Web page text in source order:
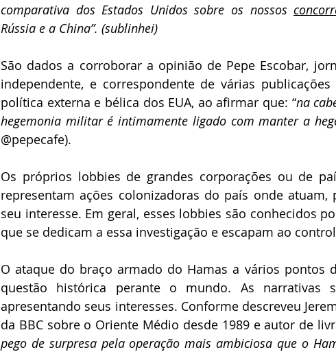
comparativa dos Estados Unidos sobre os nossos
Rússia e a China”. (sublinhei)
São dados a corroborar a opinião de Pepe Escobar,
independente, e correspondente de várias
política externa e bélica dos EUA, ao afirmar que: “na
hegemonia militar é intimamente ligado com manter a
@pepecafe).
Os próprios lobbies de grandes corporações ou de
representam ações colonizadoras do país onde
seu interesse. Em geral, esses lobbies são conhecidos
que se dedicam a essa investigação e escapam ao
O ataque do braço armado do Hamas a vários pontos
questão histórica perante o mundo. As narrativas
apresentando seus interesses. Conforme descreveu
da BBC sobre o Oriente Médio desde 1989 e autor de
pego de surpresa pela operação mais ambiciosa que o